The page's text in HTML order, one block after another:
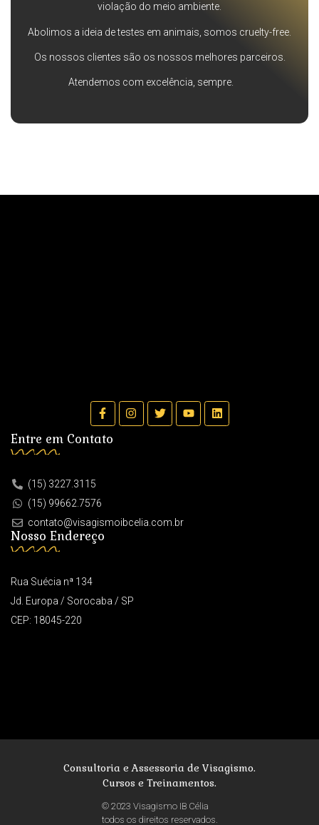
violação do meio ambiente.
Abolimos a ideia de testes em animais, somos cruelty-free.
Os nossos clientes são os nossos melhores parceiros.
Atendemos com excelência, sempre.
Entre em Contato
(15) 3227.3115
(15) 99662.7576
contato@visagismoibcelia.com.br
Nosso Endereço
Rua Suécia nª 134
Jd. Europa / Sorocaba / SP
CEP: 18045-220
Consultoria e Assessoria de Visagismo.
Cursos e Treinamentos.
© 2023 Visagismo IB Célia
todos os direitos reservados.